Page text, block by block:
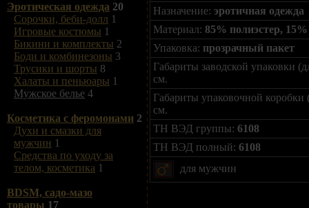
Эротическая одежда 20
Сорочки, беби-долл 1
Игровые костюмы 1
Бикини и комплекты 2
Боди и комбинезоны 3
Трусики и шорты 8
Халаты и пеньюары 1
Мужское белье 4
Косметика с феромонами 2
Духи и смазки для
мужчин 1
Средства по уходу за
телом, косметика 1
BDSM, садо-мазо
товары 17
Назначение: эротичная одежда
Материал: 85% полиэстер, 15%
Упаковка: прозрачный пакет
Габариты заводской упаковки
см.
Габариты упаковочной
см.
ТН ВЭД группы: 6108
ТН ВЭД полный: 6108
для мужчин